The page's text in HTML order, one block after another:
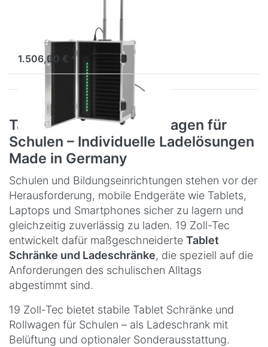
Tablet-Trolley für den
robusten Transport
1.506,00 € *
Tablet Schränke & Rollwagen für
Schulen – Individuelle Ladelösungen
Made in Germany
Schulen und Bildungseinrichtungen stehen vor der
Herausforderung, mobile Endgeräte wie Tablets,
Laptops und Smartphones sicher zu lagern und
gleichzeitig zuverlässig zu laden. 19 Zoll-Tec
entwickelt dafür maßgeschneiderte Tablet
Schränke und Ladeschränke, die speziell auf die
Anforderungen des schulischen Alltags
abgestimmt sind.
19 Zoll-Tec bietet stabile Tablet Schränke und
Rollwagen für Schulen – als Ladeschrank mit
Belüftung und optionaler Sonderausstattung.